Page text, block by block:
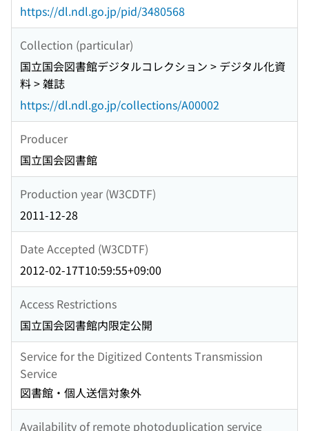
https://dl.ndl.go.jp/pid/3480568
Collection (particular)
国立国会図書館デジタルコレクション > デジタル化資
料 > 雑誌
https://dl.ndl.go.jp/collections/A00002
Producer
国立国会図書館
Production year (W3CDTF)
2011-12-28
Date Accepted (W3CDTF)
2012-02-17T10:59:55+09:00
Access Restrictions
国立国会図書館内限定公開
Service for the Digitized Contents Transmission
Service
図書館・個人送信対象外
Availability of remote photoduplication service